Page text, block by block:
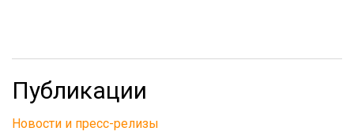
Публикации
Новости и пресс-релизы